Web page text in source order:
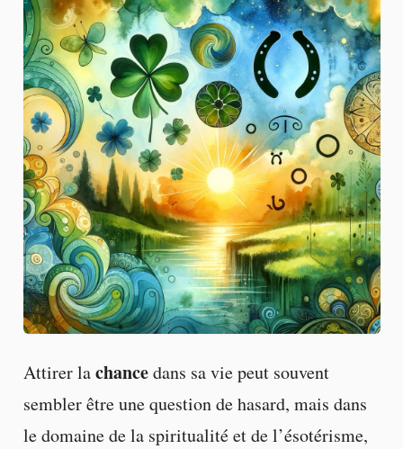
Attirer lachancedans sa vie peut souvent
sembler être une question de hasard, mais dans
le domaine de la spiritualité et de l’ésotérisme,